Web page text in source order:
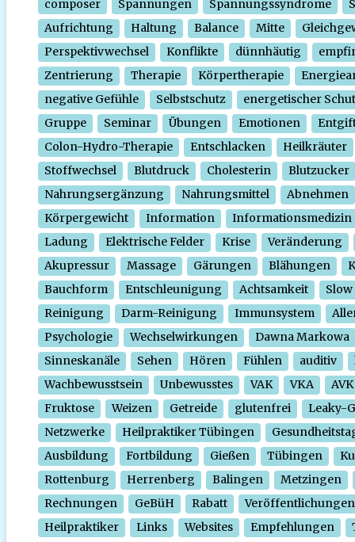
composer Spannungen Spannungssyndrome
Aufrichtung
Haltung Balance Mitte
Perspektivwechsel
Konflikte dünnhäutig
Zentrierung
Therapie Körpertherapie
negative Gefühle
Selbstschutz
energetischer
Gruppe
Seminar Übungen Emotionen
Colon-Hydro-Therapie
Entschlacken
Heilkräuter
Stoffwechsel
Blutdruck Cholesterin
Blutzucker
Nahrungsergänzung
Nahrungsmittel
Abnehmen
Körpergewicht
Information
Informationsmedizin
Ladung
Elektrische Felder Krise
Veränderung
Akupressur
Massage Gärungen Blähungen
Bauchform
Entschleunigung Achtsamkeit
Slow
Reinigung
Darm-Reinigung Immunsystem
Psychologie
Wechselwirkungen
Dawna Markowa
Sinneskanäle
Sehen Hören Fühlen auditiv
Wachbewusstsein
Unbewusstes VAK VKA
AVK
Fruktose
Weizen Getreide glutenfrei
Leaky-
Netzwerke
Heilpraktiker Tübingen
Ausbildung
Fortbildung Gießen Tübingen
Rottenburg
Herrenberg Balingen
Metzingen
Rechnungen
GeBüH Rabatt
Veröffentlichungen
Heilpraktiker
Links Websites Empfehlungen